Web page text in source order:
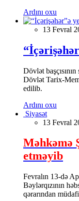
Ardını oxu
13 Fevral
Dövlət
Dövlət Tarix-
edilib.
Ardını oxu
Siyasət
13 Fevral
Məhkəmə
etməyib
Fevralın 13-də
Bəylərqızının
qərarından